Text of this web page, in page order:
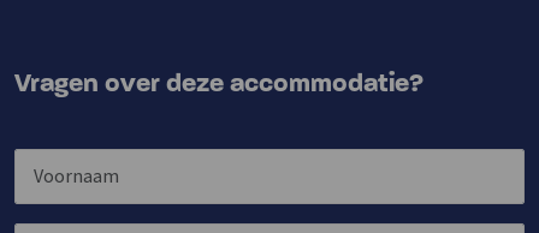
Vragen over deze accommodatie?